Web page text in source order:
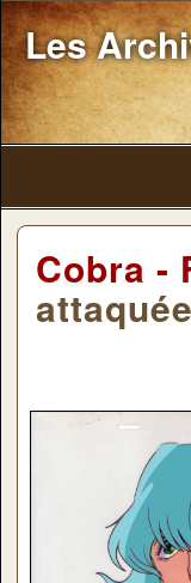
Les
Cobra -
attaquée